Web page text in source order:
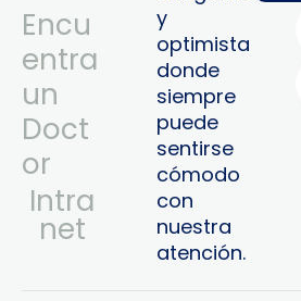
Encu
entra
un
Doct
or
Intra
Net
y
optimista
donde
siempre
puede
sentirse
cómodo
con
nuestra
atención.